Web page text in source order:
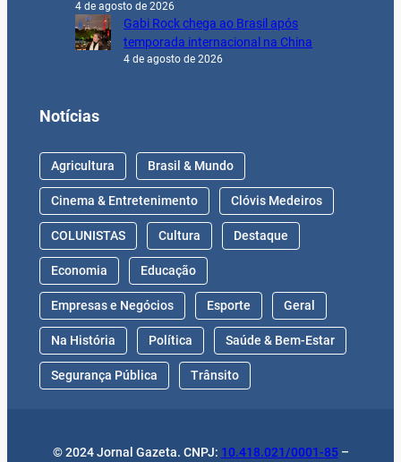
4 de agosto de 2026
Gabi Rock chega ao Brasil após
temporada internacional na China
4 de agosto de 2026
Notícias
Agricultura Brasil & Mundo
Cinema & Entretenimento Clóvis Medeiros
COLUNISTAS Cultura Destaque
Economia Educação
Empresas e Negócios Esporte Geral
Na História Política Saúde & Bem-Estar
Segurança Pública Trânsito
© 2024 Jornal Gazeta. CNPJ: 10.418.021/0001-85–